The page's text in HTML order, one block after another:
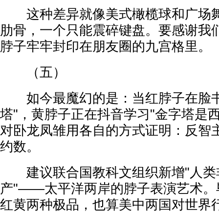
这种差异就像美式橄榄球和广场
肋骨，一个只能震碎键盘。要感谢我
脖子牢牢封印在朋友圈的九宫格里。
（五）
如今最魔幻的是：当红脖子在脸
塔"，黄脖子正在抖音学习"金字塔是
对卧龙凤雏用各自的方式证明：反智
约数。
建议联合国教科文组织新增"人类
产"——太平洋两岸的脖子表演艺术。
红黄两种极品，也算美中两国对世界